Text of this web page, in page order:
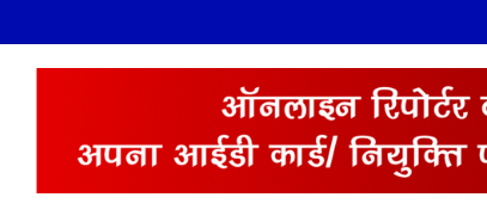
देवभूमि में किया महेंद्र जोशी का सम्मान